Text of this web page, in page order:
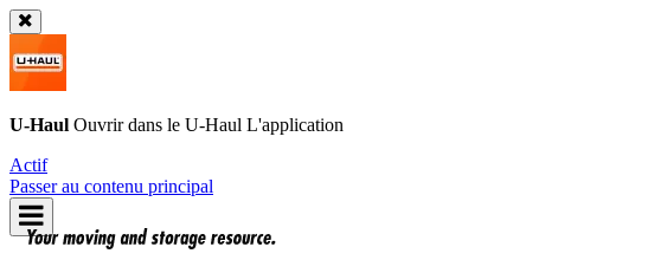
U-Haul Ouvrir dans le U-Haul L'application
Actif
Passer au contenu principal